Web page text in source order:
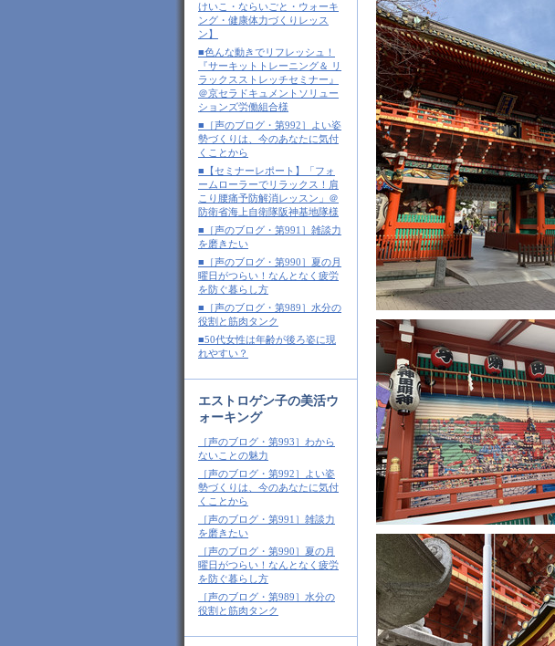
けいこ・ならいごと・ウォーキ
ング・健康体力づくりレッス
ン】
■色んな動きでリフレッシュ！
『サーキットトレーニング＆ リ
ラックスストレッチセミナー』
＠京セラドキュメントソリュー
ションズ労働組合様
■［声のブログ・第992］よい姿
勢づくりは、今のあなたに気付
くことから
■【セミナーレポート】「フォ
ームローラーでリラックス！肩
こり腰痛予防解消レッスン」＠
防衛省海上自衛隊阪神基地隊様
■［声のブログ・第991］雑談力
を磨きたい
■［声のブログ・第990］夏の月
曜日がつらい！なんとなく疲労
を防ぐ暮らし方
■［声のブログ・第989］水分の
役割と筋肉タンク
■50代女性は年齢が後ろ姿に現
れやすい？
エストロゲン子の美活ウ
ォーキング
［声のブログ・第993］わから
ないことの魅力
［声のブログ・第992］よい姿
勢づくりは、今のあなたに気付
くことから
［声のブログ・第991］雑談力
を磨きたい
［声のブログ・第990］夏の月
曜日がつらい！なんとなく疲労
を防ぐ暮らし方
［声のブログ・第989］水分の
役割と筋肉タンク